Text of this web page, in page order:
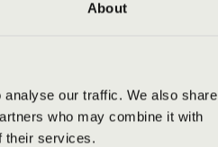
About
our traffic. We also share
who may combine it with
their services.